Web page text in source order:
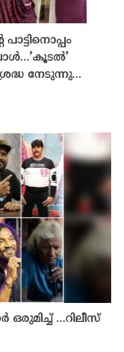
നേടുന്നു…
ഒരുമിച്ച് …റിലീസ്